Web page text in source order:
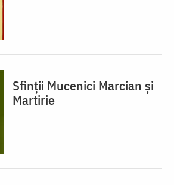
Sfinții Mucenici Marcian și
Martirie